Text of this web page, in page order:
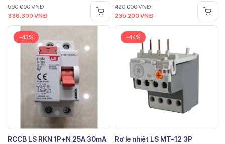
590.000VNĐ
336.300 VNĐ
420.000VNĐ
235.200 VNĐ
-43%
RCCB LS RKN 1P+N 25A 30mA
-44%
Rơ le nhiệt LS MT-12 3P